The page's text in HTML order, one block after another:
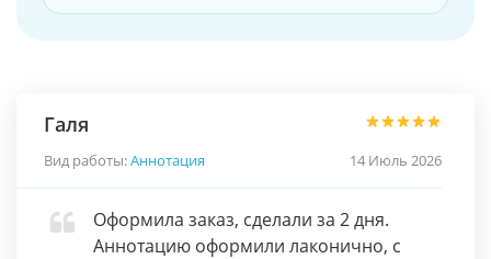
Галя
Вид работы:Аннотация 14 Июль 2026
Оформила заказ, сделали за 2 дня.
Аннотацию оформили лаконично, с